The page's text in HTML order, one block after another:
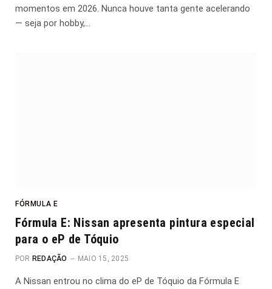
momentos em 2026. Nunca houve tanta gente acelerando
— seja por hobby,…
FÓRMULA E
Fórmula E: Nissan apresenta pintura especial
para o eP de Tóquio
POR REDAÇÃO MAIO 15, 2025
A Nissan entrou no clima do eP de Tóquio da Fórmula E